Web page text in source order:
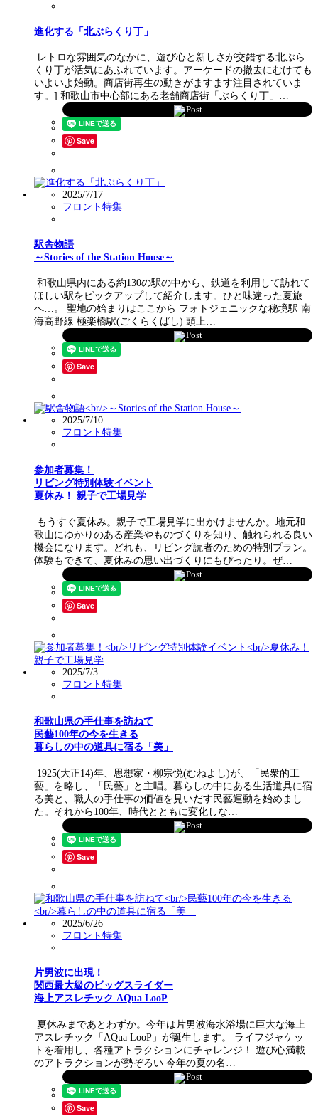
進化する「北ぶらくり丁」
レトロな雰囲気のなかに、遊び心と新しさが交錯する北ぶら
くり丁が活気にあふれています。アーケードの撤去にむけても
いよいよ始動。商店街再生の動きがますます注目されていま
す。] 和歌山市中心部にある老舗商店街「ぶらくり丁」…
Post
Save
2025/7/17
フロント特集
駅舎物語
～Stories of the Station House～
和歌山県内にある約130の駅の中から、鉄道を利用して訪れて
ほしい駅をピックアップして紹介します。ひと味違った夏旅
へ…。 聖地の始まりはここから フォトジェニックな秘境駅 南
海高野線 極楽橋駅(ごくらくばし) 頭上…
Post
Save
2025/7/10
フロント特集
参加者募集！
リビング特別体験イベント
夏休み！ 親子で工場見学
もうすぐ夏休み。親子で工場見学に出かけませんか。地元和
歌山にゆかりのある産業やものづくりを知り、触れられる良い
機会になります。どれも、リビング読者のための特別プラン。
体験もできて、夏休みの思い出づくりにもぴったり。ぜ…
Post
Save
2025/7/3
フロント特集
和歌山県の手仕事を訪ねて
民藝100年の今を生きる
暮らしの中の道具に宿る「美」
1925(大正14)年、思想家・柳宗悦(むねよし)が、「民衆的工
藝」を略し、「民藝」と主唱。暮らしの中にある生活道具に宿
る美と、職人の手仕事の価値を見いだす民藝運動を始めまし
た。それから100年、時代とともに変化しな…
Post
Save
2025/6/26
フロント特集
片男波に出現！
関西最大級のビッグスライダー
海上アスレチック AQua LooP
夏休みまであとわずか。今年は片男波海水浴場に巨大な海上
アスレチック「AQua LooP」が誕生します。 ライフジャケッ
トを着用し、各種アトラクションにチャレンジ！ 遊び心満載
のアトラクションが勢ぞろい 今年の夏の名…
Post
Save